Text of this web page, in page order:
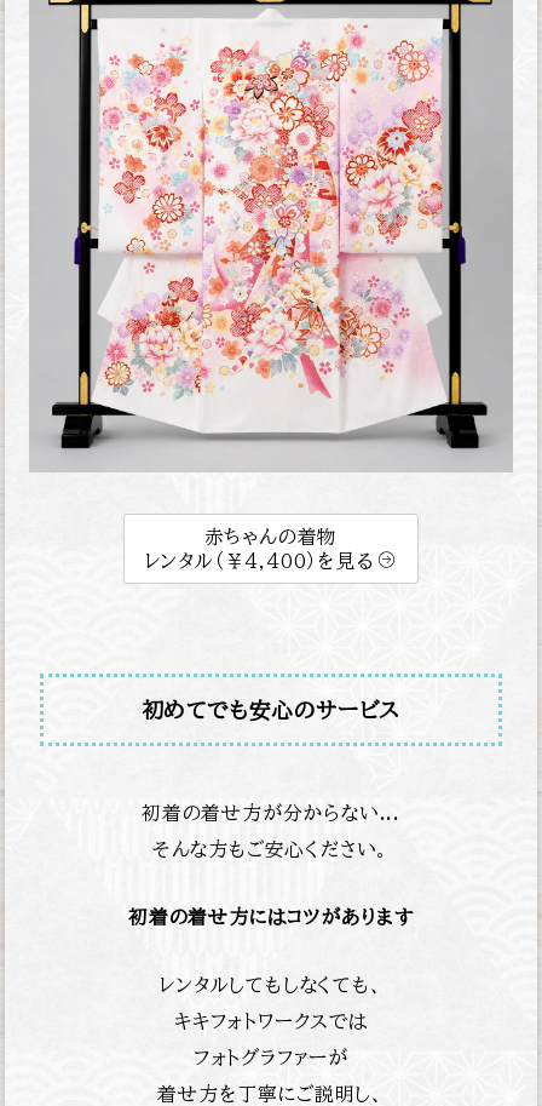
赤ちゃんの着物
レンタル（￥4,400）を見る
初めてでも安心のサービス
初着の着せ方が分からない...
そんな方もご安心ください。
初着の着せ方にはコツがあります
レンタルしてもしなくても、
キキフォトワークスでは
フォトグラファーが
着せ方を丁寧にご説明し、